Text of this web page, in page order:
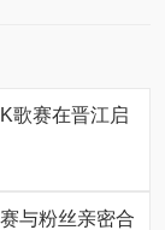
歌赛在晋江启
与粉丝亲密合